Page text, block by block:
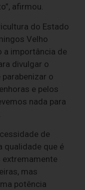
afirmou.
do Estado
Velho
a importância de
divulgar o
o
e pelos
nada para
de
qualidade que é
extremamente
mas
potência